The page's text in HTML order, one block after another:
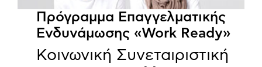
Πρόγραμμα Επαγγελματικής
Ενδυνάμωσης «Work Ready»
Κοινωνική Συνεταιριστική